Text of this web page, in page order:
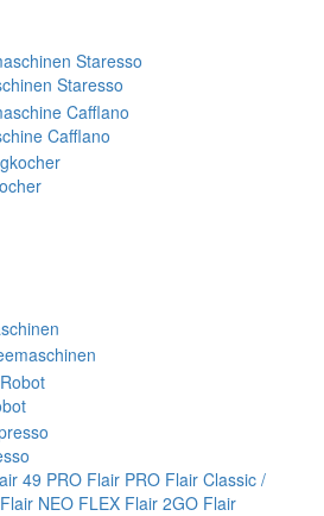
Staresso
Cafflano
49 PRO Flair PRO Flair Classic /
Flair NEO FLEX Flair 2GO Flair